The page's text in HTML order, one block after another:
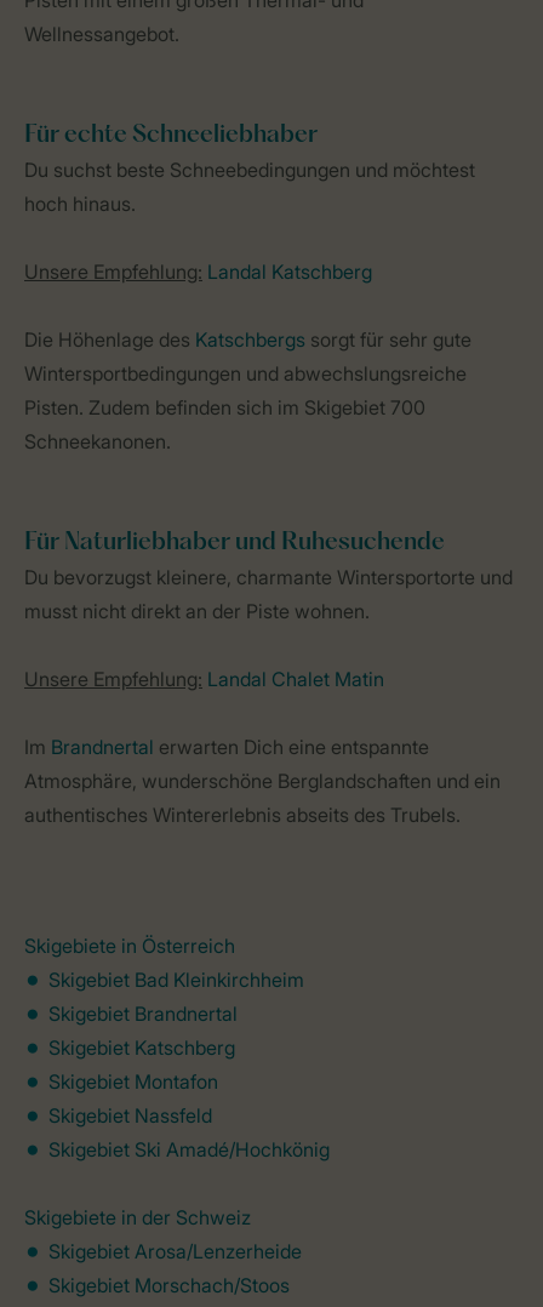
Wellnessangebot.
Für echte Schneeliebhaber
Du suchst beste Schneebedingungen und möchtest
hoch hinaus.
Unsere Empfehlung: Landal Katschberg
Die Höhenlage des Katschbergs sorgt für sehr gute
Wintersportbedingungen und abwechslungsreiche
Pisten. Zudem befinden sich im Skigebiet 700
Schneekanonen.
Für Naturliebhaber und Ruhesuchende
Du bevorzugst kleinere, charmante Wintersportorte und
musst nicht direkt an der Piste wohnen.
Unsere Empfehlung: Landal Chalet Matin
Im Brandnertal erwarten Dich eine entspannte
Atmosphäre, wunderschöne Berglandschaften und ein
authentisches Wintererlebnis abseits des Trubels.
Skigebiete in Österreich
Skigebiet Bad Kleinkirchheim
Skigebiet Brandnertal
Skigebiet Katschberg
Skigebiet Montafon
Skigebiet Nassfeld
Skigebiet Ski Amadé/Hochkönig
Skigebiete in der Schweiz
Skigebiet Arosa/Lenzerheide
Skigebiet Morschach/Stoos